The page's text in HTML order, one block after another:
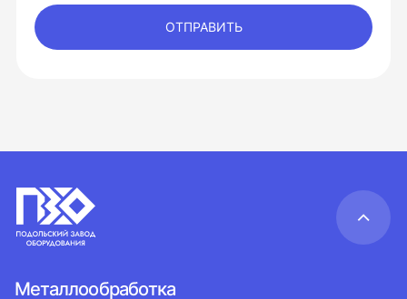
ОТПРАВИТЬ
Металлообработка